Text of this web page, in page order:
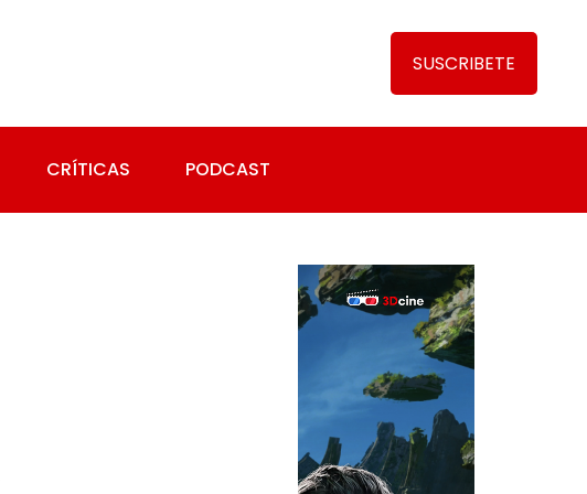
SUSCRIBETE
CRÍTICAS PODCAST